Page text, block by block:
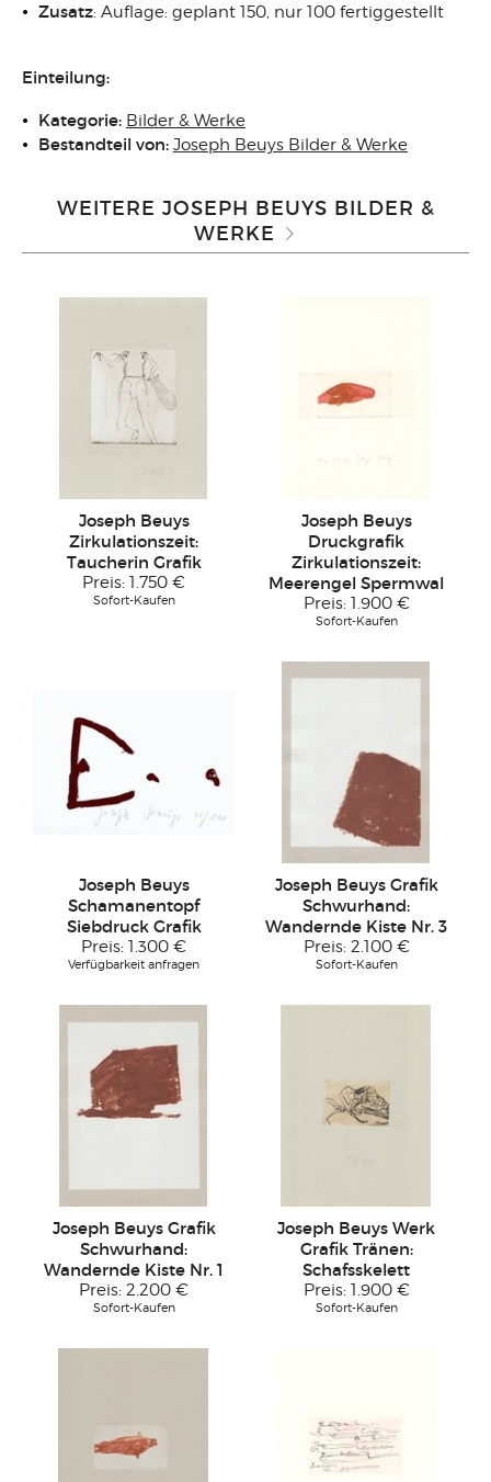
Zusatz: Auflage: geplant 150, nur 100 fertiggestellt
Einteilung:
Kategorie: Bilder & Werke
Bestandteil von: Joseph Beuys Bilder & Werke
WEITERE JOSEPH BEUYS BILDER &
WERKE
Joseph Beuys
Zirkulationszeit:
Taucherin Grafik
Preis: 1.750 €
Sofort-Kaufen
Joseph Beuys
Druckgrafik
Zirkulationszeit:
Meerengel Spermwal
Preis: 1.900 €
Sofort-Kaufen
Joseph Beuys
Schamanentopf
Siebdruck Grafik
Preis: 1.300 €
Verfügbarkeit anfragen
Joseph Beuys Grafik
Schwurhand:
Wandernde Kiste Nr. 3
Preis: 2.100 €
Sofort-Kaufen
Joseph Beuys Grafik
Schwurhand:
Wandernde Kiste Nr. 1
Preis: 2.200 €
Sofort-Kaufen
Joseph Beuys Werk
Grafik Tränen:
Schafsskelett
Preis: 1.900 €
Sofort-Kaufen